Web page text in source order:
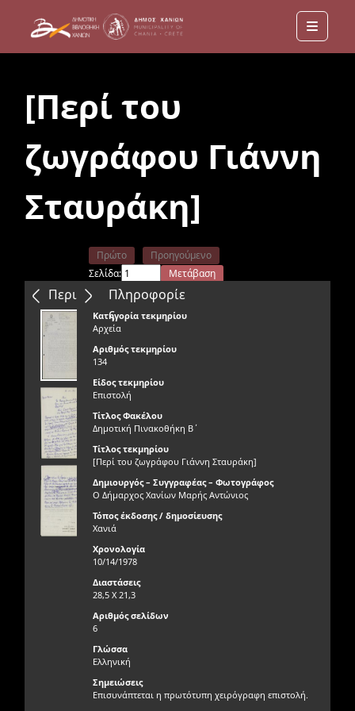
Menu
[Περί του
ζωγράφου Γιάννη
Σταυράκη]
Περιεχόμενα
Πρώτο
Προηγούμενο
Σελίδα:
Μετάβαση
Επόμενο
Τελευταίο
Πληροφορίε
ς
Κατηγορία τεκμηρίου
Αρχεία
Αριθμός τεκμηρίου
134
Είδος τεκμηρίου
Επιστολή
Τίτλος Φακέλου
Δημοτική Πινακοθήκη Β΄
Τίτλος τεκμηρίου
[Περί του ζωγράφου Γιάννη Σταυράκη]
Δημιουργός – Συγγραφέας – Φωτογράφος
Ο Δήμαρχος Χανίων Μαρής Αντώνιος
Τόπος έκδοσης / δημοσίευσης
Χανιά
Χρονολογία
10/14/1978
Διαστάσεις
28,5 Χ 21,3
Αριθμός σελίδων
6
Γλώσσα
Ελληνική
Σημειώσεις
Επισυνάπτεται η πρωτότυπη χειρόγραφη επιστολή.